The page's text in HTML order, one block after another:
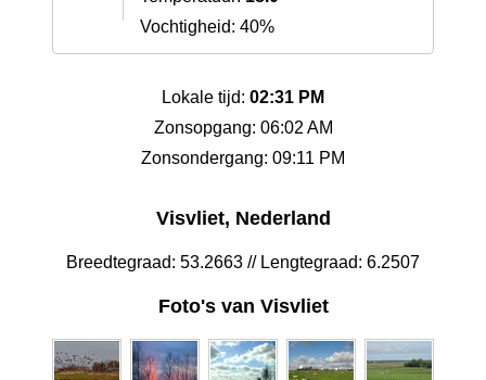
Vochtigheid: 40%
Lokale tijd: 02:31 PM
Zonsopgang: 06:02 AM
Zonsondergang: 09:11 PM
Visvliet, Nederland
Breedtegraad: 53.2663 // Lengtegraad: 6.2507
Foto's van Visvliet